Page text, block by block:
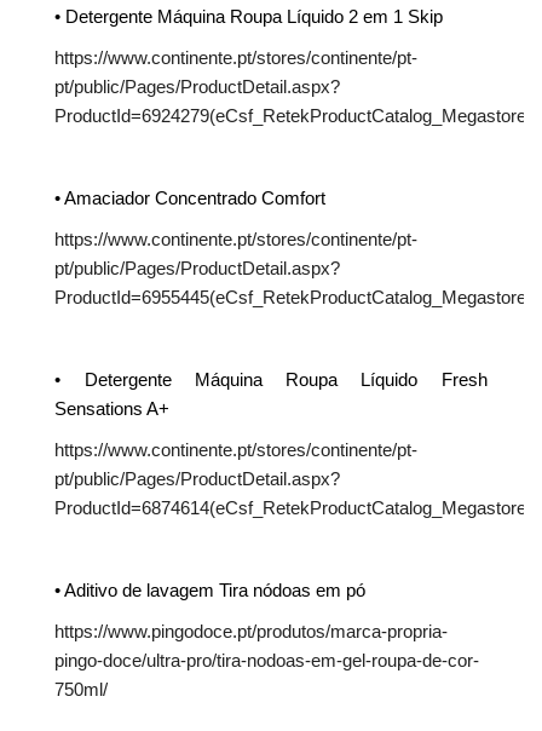
• Detergente Máquina Roupa Líquido 2 em 1 Skip
https://www.continente.pt/stores/continente/pt-
pt/public/Pages/ProductDetail.aspx?
• Amaciador Concentrado Comfort
https://www.continente.pt/stores/continente/pt-
pt/public/Pages/ProductDetail.aspx?
• Detergente Máquina Roupa Líquido Fresh
Sensations A+
https://www.continente.pt/stores/continente/pt-
pt/public/Pages/ProductDetail.aspx?
• Aditivo de lavagem Tira nódoas em pó
https://www.pingodoce.pt/produtos/marca-propria-
pingo-doce/ultra-pro/tira-nodoas-em-gel-roupa-de-cor-
750ml/